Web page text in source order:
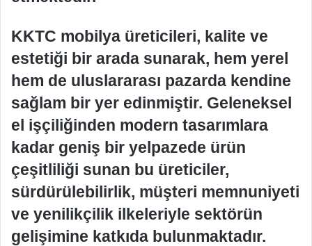
KKTC mobilya üreticileri, kalite ve
estetiği bir arada sunarak, hem yerel
hem de uluslararası pazarda kendine
sağlam bir yer edinmiştir. Geleneksel
el işçiliğinden modern tasarımlara
kadar geniş bir yelpazede ürün
çeşitliliği sunan bu üreticiler,
sürdürülebilirlik, müşteri memnuniyeti
ve yenilikçilik ilkeleriyle sektörün
gelişimine katkıda bulunmaktadır.